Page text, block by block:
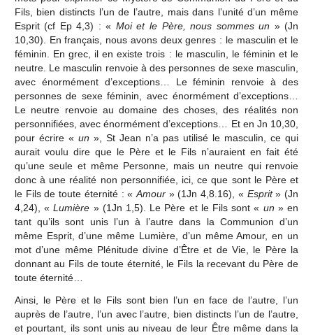
Fils, bien distincts l’un de l’autre, mais dans l’unité d’un même
Esprit (cf Ep 4,3) : « Moi et le Père, nous sommes un » (Jn
10,30). En français, nous avons deux genres : le masculin et le
féminin. En grec, il en existe trois : le masculin, le féminin et le
neutre. Le masculin renvoie à des personnes de sexe masculin,
avec énormément d’exceptions… Le féminin renvoie à des
personnes de sexe féminin, avec énormément d’exceptions…
Le neutre renvoie au domaine des choses, des réalités non
personnifiées, avec énormément d’exceptions… Et en Jn 10,30,
pour écrire « un », St Jean n’a pas utilisé le masculin, ce qui
aurait voulu dire que le Père et le Fils n’auraient en fait été
qu’une seule et même Personne, mais un neutre qui renvoie
donc à une réalité non personnifiée, ici, ce que sont le Père et
le Fils de toute éternité : « Amour » (1Jn 4,8.16), « Esprit» (Jn
4,24), «Lumière » (1Jn 1,5). Le Père et le Fils sont « un » en
tant qu’ils sont unis l’un à l’autre dans la Communion d’un
même Esprit, d’une même Lumière, d’un même Amour, en un
mot d’une même Plénitude divine d’Être et de Vie, le Père la
donnant au Fils de toute éternité, le Fils la recevant du Père de
toute éternité…
Ainsi, le Père et le Fils sont bien l’un en face de l’autre, l’un
auprès de l’autre, l’un avec l’autre, bien distincts l’un de l’autre,
et pourtant, ils sont unis au niveau de leur Être même dans la